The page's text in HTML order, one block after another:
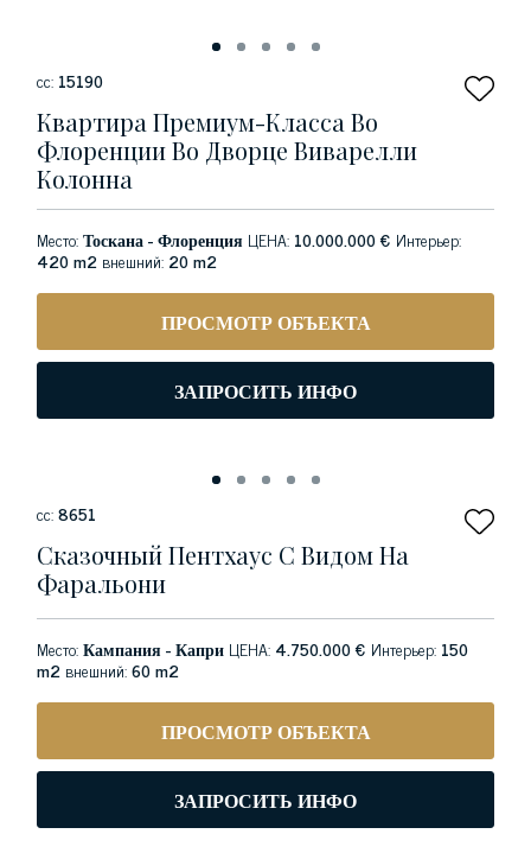
сс: 15190
Квартира Премиум-Класса Во
Флоренции Во Дворце Виварелли
Колонна
Место:Тоскана - Флоренция ЦЕНА: 10.000.000 € Интерьер:
420 m2 внешний: 20 m2
ПРОСМОТР ОБЪЕКТА
ЗАПРОСИТЬ ИНФО
сс:8651
Сказочный Пентхаус С Видом На
Фаральони
Место:Кампания - Капри ЦЕНА: 4.750.000 € Интерьер: 150
m2 внешний:60 m2
ПРОСМОТР ОБЪЕКТА
ЗАПРОСИТЬ ИНФО